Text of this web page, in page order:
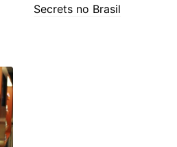
Secrets no Brasil